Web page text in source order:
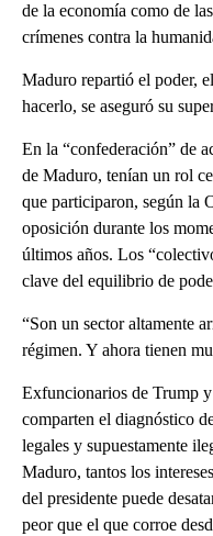
de la economía como de
crímenes contra la
Maduro repartió el poder,
hacerlo, se aseguró su
En la “confederación” de
de Maduro, tenían un rol
que participaron, según la
oposición durante los
últimos años. Los
clave del equilibrio de
“Son un sector altamente
régimen. Y ahora tienen
Exfuncionarios de Trump
comparten el diagnóstico
legales y supuestamente
Maduro, tantos los
del presidente puede
peor que el que corroe